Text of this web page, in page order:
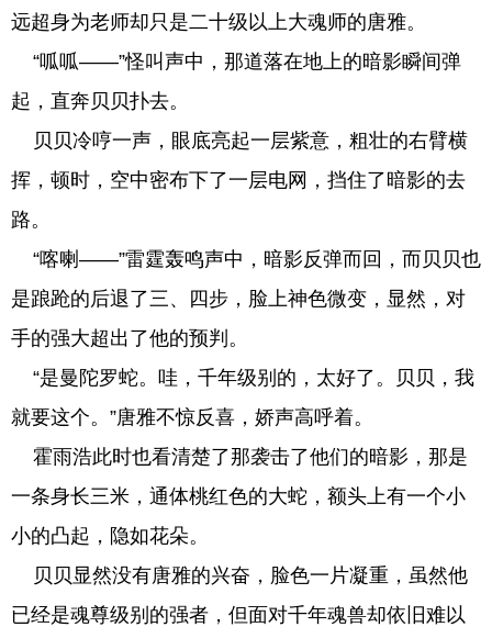
远超身为老师却只是二十级以上大魂师的唐雅。
“呱呱——”怪叫声中，那道落在地上的暗影瞬间弹
起，直奔贝贝扑去。
贝贝冷哼一声，眼底亮起一层紫意，粗壮的右臂横
挥，顿时，空中密布下了一层电网，挡住了暗影的去
路。
“喀喇——”雷霆轰鸣声中，暗影反弹而回，而贝贝也
是踉跄的后退了三、四步，脸上神色微变，显然，对
手的强大超出了他的预判。
“是曼陀罗蛇。哇，千年级别的，太好了。贝贝，我
就要这个。”唐雅不惊反喜，娇声高呼着。
霍雨浩此时也看清楚了那袭击了他们的暗影，那是
一条身长三米，通体桃红色的大蛇，额头上有一个小
小的凸起，隐如花朵。
贝贝显然没有唐雅的兴奋，脸色一片凝重，虽然他
已经是魂尊级别的强者，但面对千年魂兽却依旧难以